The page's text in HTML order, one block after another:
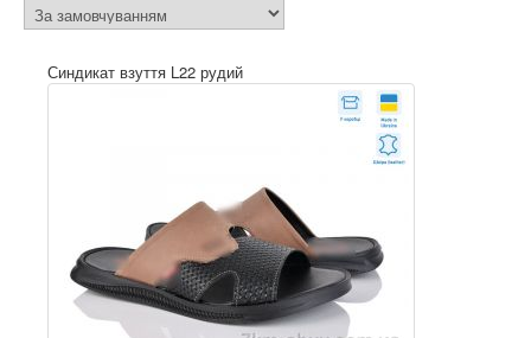
Синдикат взуття L22 рудий